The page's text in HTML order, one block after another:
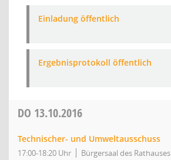
Einladung öffentlich
Ergebnisprotokoll öffentlich
DO 13.10.2016
Technischer- und Umweltausschuss
17:00-18:20 Uhr Bürgersaal des Rathauses